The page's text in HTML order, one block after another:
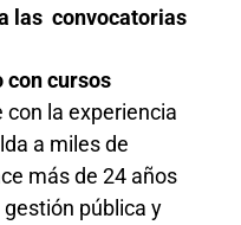
las convocatorias
con cursos
con la experiencia
a miles de
más de 24 años
pública y